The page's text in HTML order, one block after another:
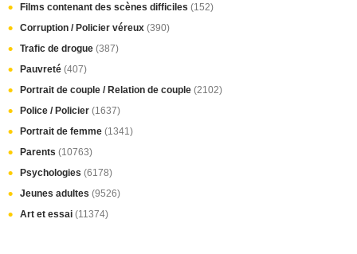
Films contenant des scènes difficiles (152)
Corruption / Policier véreux (390)
Trafic de drogue (387)
Pauvreté (407)
Portrait de couple / Relation de couple (2102)
Police / Policier (1637)
Portrait de femme (1341)
Parents (10763)
Psychologies (6178)
Jeunes adultes (9526)
Art et essai (11374)